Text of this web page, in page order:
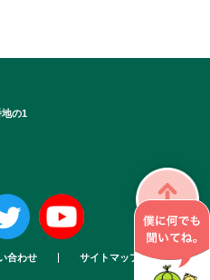
の1
合わせ サイトマップ